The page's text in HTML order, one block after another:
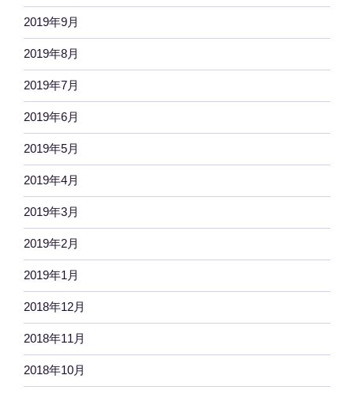
2019年9月
2019年8月
2019年7月
2019年6月
2019年5月
2019年4月
2019年3月
2019年2月
2019年1月
2018年12月
2018年11月
2018年10月